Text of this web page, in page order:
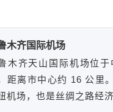
木齐国际机场
木齐天山国际机场位
距离市中心约 16 公里
机场，也是丝绸之路经